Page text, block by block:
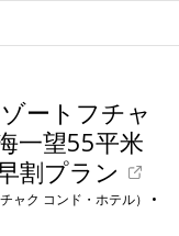
ートフチャ
一望55平米
割プラン
ャク コンド・ホテル） •